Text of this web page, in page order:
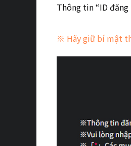
Thông tin “ID
※ Hãy giữ bí mật